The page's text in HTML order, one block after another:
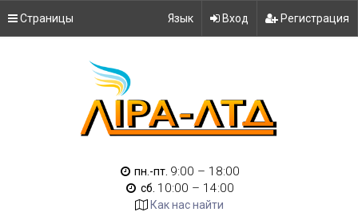
Страницы Язык Вход Регистрация
пн.-пт. 9:00 – 18:00
сб. 10:00 – 14:00
Как нас найти